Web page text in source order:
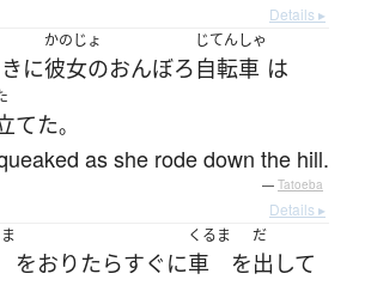
Details ▸
に
かのじょ
彼女のおんぼろ
じてんしゃ
自転車 は
てた。
as she rode down the hill.
— Tatoeba
Details ▸
をおりたらすぐに
くるま
車 を
だ
出して